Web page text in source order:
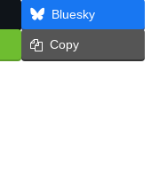
Bluesky
Copy